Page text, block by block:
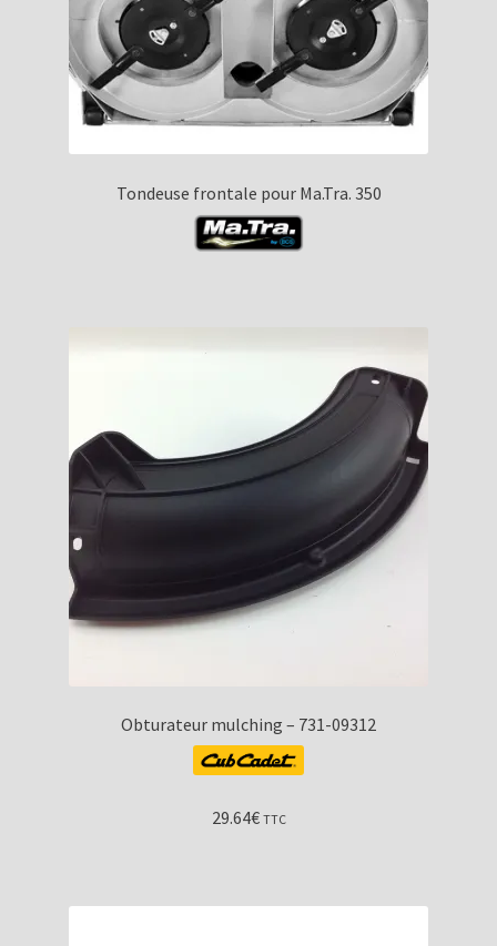
Tondeuse frontale pour Ma.Tra. 350
Obturateur mulching – 731-09312
29.64€ TTC